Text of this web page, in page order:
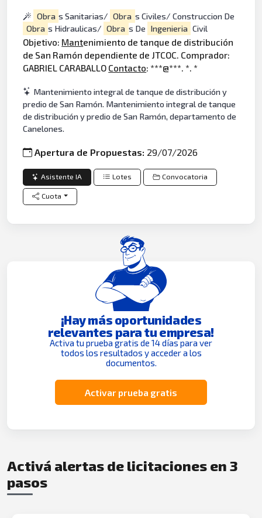
Obra s Sanitarias/ Obra s Civiles/ Construccion De
Obra s Hidraulicas/ Obra s De Ingenieria Civil
Objetivo: Mantenimiento de tanque de distribución
de San Ramón dependiente de JTCOC. Comprador:
GABRIEL CARABALLO Contacto: ***@***. *. *
Mantenimiento integral de tanque de distribución y
predio de San Ramón. Mantenimiento integral de tanque
de distribución y predio de San Ramón, departamento de
Canelones.
Apertura de Propuestas: 29/07/2026
Asistente IA Lotes Convocatoria
Cuota
¡Hay más oportunidades
relevantes para tu empresa!
Activa tu prueba gratis de 14 días para ver
todos los resultados y acceder a los
documentos.
Activar prueba gratis
Activá alertas de licitaciones en 3
pasos